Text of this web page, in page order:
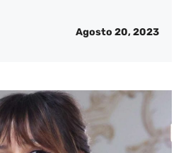
Agosto 20, 2023